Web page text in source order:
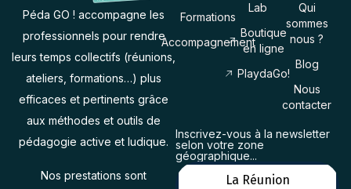
Péda GO ! accompagne les
professionnels pour rendre
leurs temps collectifs (réunions,
ateliers, formations…) plus
efficaces et pertinents grâce
aux méthodes et outils de
pédagogie active et ludique.
Nos prestations sont
Formations
Accompagnement
Lab
Boutique
en ligne
PlaydaGo!
Qui
sommes
nous ?
Blog
Nous
contacter
Inscrivez-vous à la newsletter
selon votre zone
géographique...
La Réunion